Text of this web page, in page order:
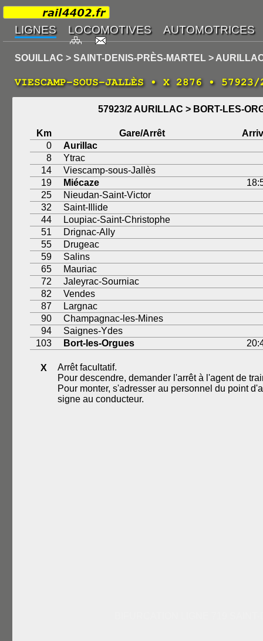
SOUILLAC > SAINT-DENIS-PRÈS-MARTEL >
VIESCAMP-SOUS-JALLÈS • X 2876 • 57923/
57923/2 AURILLAC > BORT-LES-
Km Gare/Arrêt
0
Aurillac
8
Ytrac
14
Viescamp-sous-Jallès
19
Miécaze
25
Nieudan-Saint-Victor
32
Saint-Illide
44
Loupiac-Saint-Christophe
51
Drignac-Ally
55
Drugeac
59
Salins
65
Mauriac
72
Jaleyrac-Sourniac
82
Vendes
87
Largnac
90
Champagnac-les-Mines
94
Saignes-Ydes
103
Bort-les-Orgues
X
Arrêt facultatif.
Pour descendre, demander l'arrêt à l'agent de
Pour monter, s'adresser au personnel du point
signe au conducteur.